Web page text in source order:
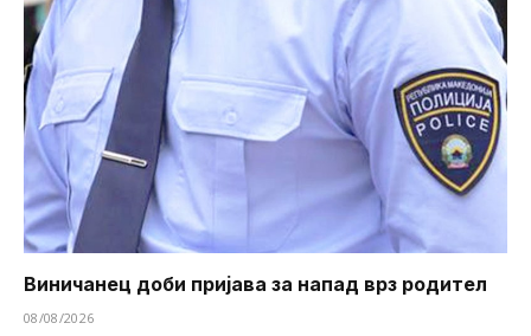
Виничанец доби пријава за напад врз родител
08/08/2026